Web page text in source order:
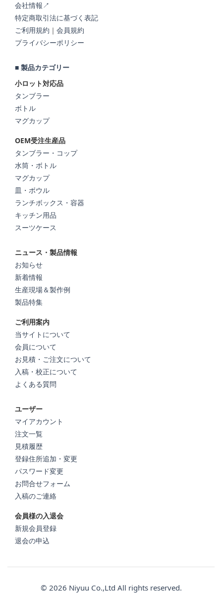
会社情報↗
特定商取引法に基づく表記
ご利用規約 ｜ 会員規約
プライバシーポリシー
■ 製品カテゴリー
小ロット対応品
タンブラー
ボトル
マグカップ
OEM受注生産品
タンブラー・コップ
水筒・ボトル
マグカップ
皿・ボウル
ランチボックス・容器
キッチン用品
スーツケース
ニュース・製品情報
お知らせ
新着情報
生産現場＆製作例
製品特集
ご利用案内
当サイトについて
会員について
お見積・ご注文について
入稿・校正について
よくある質問
ユーザー
マイアカウント
注文一覧
見積履歴
登録住所追加・変更
パスワード変更
お問合せフォーム
入稿のご連絡
会員様の入退会
新規会員登録
退会の申込
© 2026 Niyuu Co.,Ltd All rights reserved.